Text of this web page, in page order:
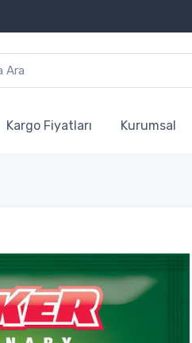
Kargo Fiyatları Kurumsal